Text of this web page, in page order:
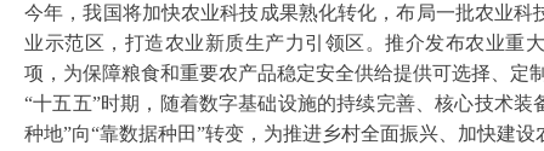
今年，我国将加快农业科技成果熟化转化，布局一批农业科
业示范区，打造农业新质生产力引领区。推介发布农业重
项，为保障粮食和重要农产品稳定安全供给提供可选择、定
“十五五”时期，随着数字基础设施的持续完善、核心技术
种地”向“靠数据种田”转变，为推进乡村全面振兴、加快建